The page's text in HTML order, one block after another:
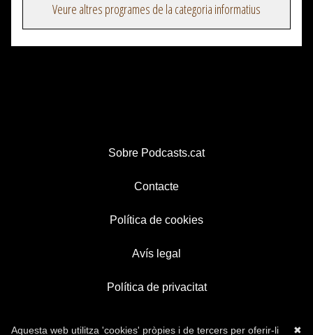
Veure altres programes de la categoria informatius
Sobre Podcasts.cat
Contacte
Política de cookies
Avís legal
Política de privacitat
✖
Aquesta web utilitza 'cookies' pròpies i de tercers per oferir-li